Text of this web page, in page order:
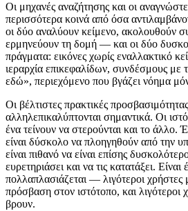
Οι μηχανές αναζήτησης και οι
περισσότερα κοινά από όσα
οι δύο αναλύουν κείμενο, ακολουθούν
ερμηνεύουν τη δομή — και οι δύο
πράγματα: εικόνες χωρίς εναλλακτικό
ιεραρχία επικεφαλίδων, συνδέσμους με
εδώ», περιεχόμενο που βγάζει νόημα
Οι βέλτιστες πρακτικές
αλληλεπικαλύπτονται σημαντικά. Οι
ένα τείνουν να στερούνται και το άλλο.
είναι δύσκολο να πλοηγηθούν από την
είναι πιθανό να είναι επίσης
ευρετηριάσει και να τις κατατάξει.
πολλαπλασιάζεται — λιγότεροι
πρόσβαση στον ιστότοπο, και λιγότεροι
βρουν.